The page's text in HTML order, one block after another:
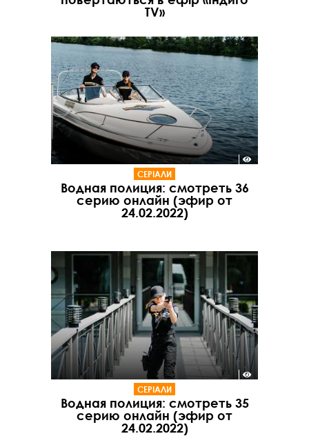
TV»
СЕРІАЛИ
Водная полиция: смотреть 36
серию онлайн (эфир от
24.02.2022)
СЕРІАЛИ
Водная полиция: смотреть 35
серию онлайн (эфир от
24.02.2022)